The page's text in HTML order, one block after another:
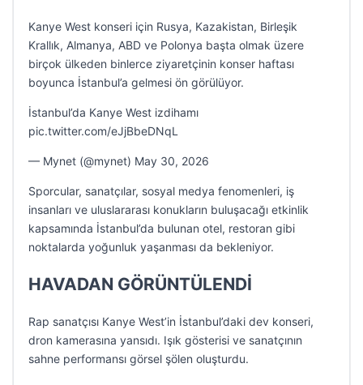
Kanye West konseri için Rusya, Kazakistan, Birleşik
Krallık, Almanya, ABD ve Polonya başta olmak üzere
birçok ülkeden binlerce ziyaretçinin konser haftası
boyunca İstanbul’a gelmesi ön görülüyor.
İstanbul’da Kanye West izdihamı
pic.twitter.com/eJjBbeDNqL
— Mynet (@mynet) May 30, 2026
Sporcular, sanatçılar, sosyal medya fenomenleri, iş
insanları ve uluslararası konukların buluşacağı etkinlik
kapsamında İstanbul’da bulunan otel, restoran gibi
noktalarda yoğunluk yaşanması da bekleniyor.
HAVADAN GÖRÜNTÜLENDİ
Rap sanatçısı Kanye West’in İstanbul’daki dev konseri,
dron kamerasına yansıdı. Işık gösterisi ve sanatçının
sahne performansı görsel şölen oluşturdu.